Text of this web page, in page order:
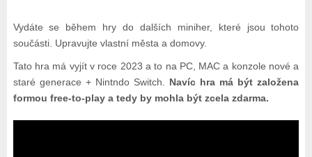
Vydáte se během hry do dalších miniher, které jsou tohoto
součásti. Upravujte vlastní města a domovy.
Tato hra má vyjít v roce 2023 a to na PC, MAC a konzole nové a
staré generace + Nintndo Switch. Navíc hra má být založena
formou free-to-play a tedy by mohla být zcela zdarma.